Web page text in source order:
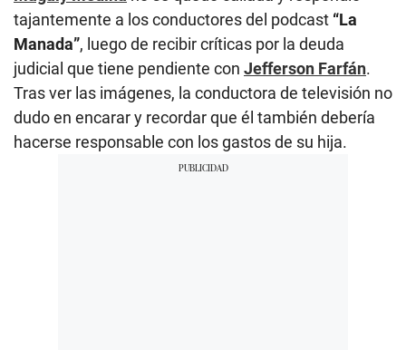
tajantemente a los conductores del podcast “La
Manada”, luego de recibir críticas por la deuda
judicial que tiene pendiente con Jefferson Farfán.
Tras ver las imágenes, la conductora de televisión no
dudo en encarar y recordar que él también debería
hacerse responsable con los gastos de su hija.